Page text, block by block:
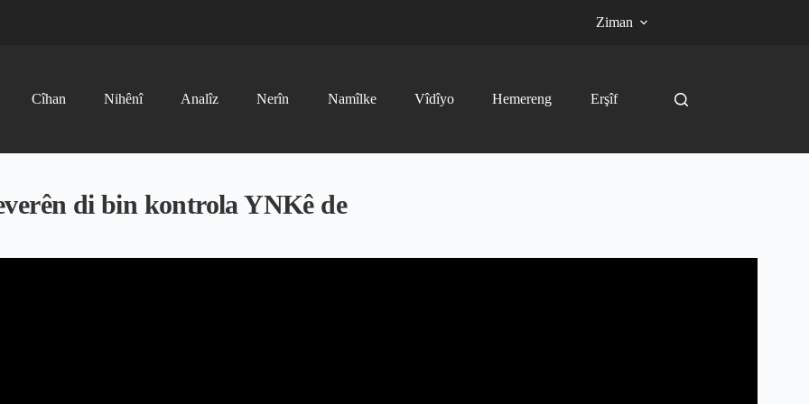
Ziman
Cîhan Nihênî Analîz Nerîn Namîlke Vîdîyo Hemereng Erşîf
di bin kontrola YNKê de